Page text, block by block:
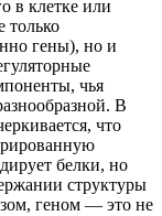
в клетке или
только
гены), но и
чья
В
что
белки, но
структуры
геном — это не